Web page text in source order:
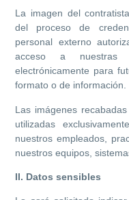
La imagen del
del proceso de
personal externo
acceso a nuestras
electrónicamente para
formato o de información.
Las imágenes
utilizadas
nuestros empleados,
nuestros equipos,
II. Datos sensibles